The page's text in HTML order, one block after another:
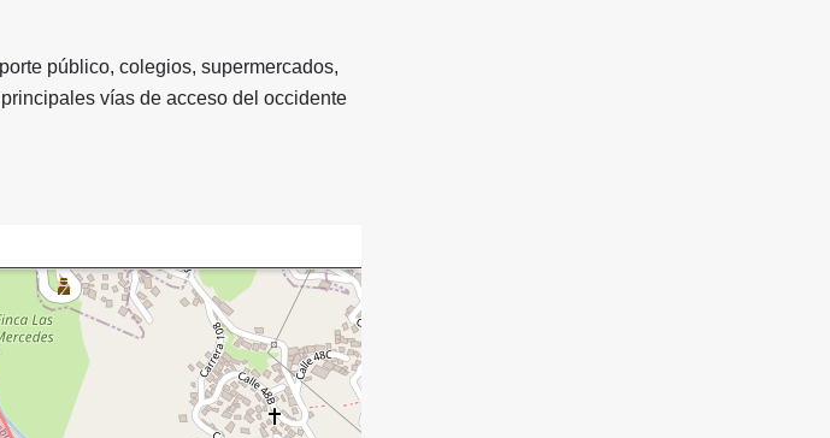
público, colegios, supermercados,
vías de acceso del occidente